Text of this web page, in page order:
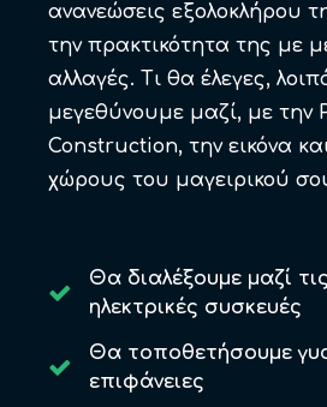
ανανεώσεις εξολοκλήρου
την πρακτικότητα της με
αλλαγές. Τι θα έλεγες,
μεγεθύνουμε μαζί, με την
Construction, την εικόνα
χώρους του μαγειρικού
Θα διαλέξουμε μαζί
ηλεκτρικές συσκευές
Θα τοποθετήσουμε
επιφάνειες